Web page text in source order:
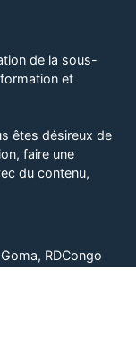
de la sous-
et
êtes désireux de
faire une
du contenu,
RDCongo